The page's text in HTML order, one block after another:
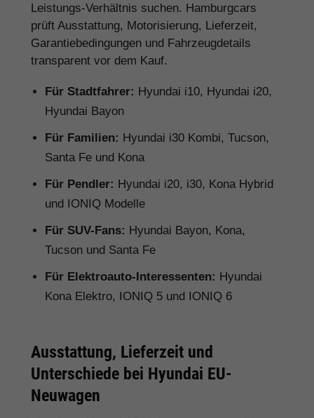
Leistungs-Verhältnis suchen. Hamburgcars
prüft Ausstattung, Motorisierung, Lieferzeit,
Garantiebedingungen und Fahrzeugdetails
transparent vor dem Kauf.
Für Stadtfahrer: Hyundai i10, Hyundai i20,
Hyundai Bayon
Für Familien: Hyundai i30 Kombi, Tucson,
Santa Fe und Kona
Für Pendler: Hyundai i20, i30, Kona Hybrid
und IONIQ Modelle
Für SUV-Fans: Hyundai Bayon, Kona,
Tucson und Santa Fe
Für Elektroauto-Interessenten: Hyundai
Kona Elektro, IONIQ 5 und IONIQ 6
Ausstattung, Lieferzeit und
Unterschiede bei Hyundai EU-
Neuwagen